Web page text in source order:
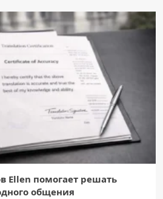
Ellen помогает решать
общения